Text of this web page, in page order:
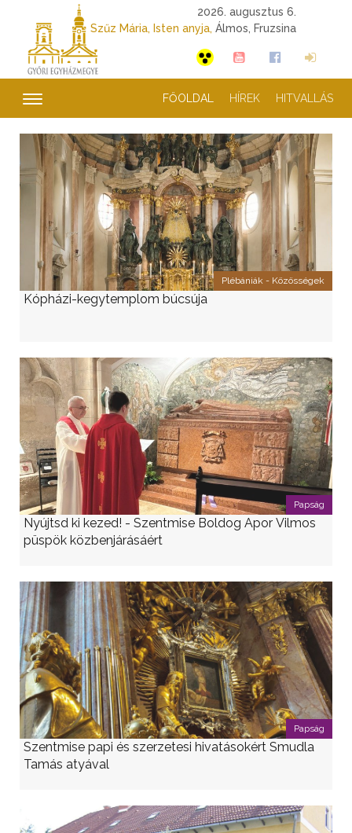
2026. augusztus 6.
Szűz Mária, Isten anyja, Álmos, Fruzsina
HITVALLÁS
HÍREK
FŐOLDAL
Plébániák - Közösségek
Kópházi-kegytemplom búcsúja
Papság
Nyújtsd ki kezed! - Szentmise Boldog Apor Vilmos
püspök közbenjárásáért
Papság
Szentmise papi és szerzetesi hivatásokért Smudla
Tamás atyával